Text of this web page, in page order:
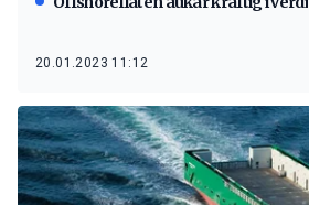
20.01.2023 11:12